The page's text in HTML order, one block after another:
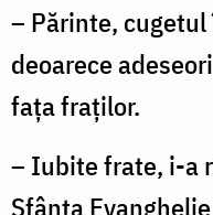
– Părinte,
deoarece
faţa fraţilor.
– Iubite frate, i-a
Sfânta